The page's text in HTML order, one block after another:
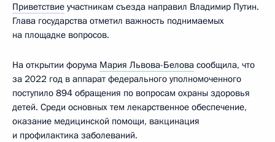
Приветствие участникам съезда направил Владимир Путин.
Глава государства отметил важность поднимаемых
на площадке вопросов.
На открытии форума Мария Львова-Белова сообщила, что
за 2022 год в аппарат федерального уполномоченного
поступило 894 обращения по вопросам охраны здоровья
детей. Среди основных тем лекарственное обеспечение,
оказание медицинской помощи, вакцинация
и профилактика заболеваний.